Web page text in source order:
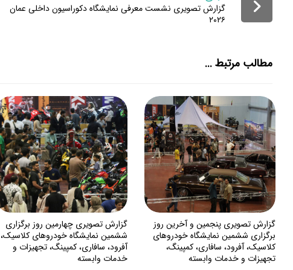
گزارش تصویری نشست معرفی نمایشگاه دکوراسیون داخلی عمان
۲۰۲۶
مطالب مرتبط ...
گزارش تصویری پنجمین و آخرین روز
برگزاری ششمین نمایشگاه خودروهای
کلاسیک، آفرود، سافاری، کمپینگ،
تجهیزات و خدمات وابسته
گزارش تصویری چهارمین روز برگزاری
ششمین نمایشگاه خودروهای کلاسیک،
آفرود، سافاری، کمپینگ، تجهیزات و
خدمات وابسته